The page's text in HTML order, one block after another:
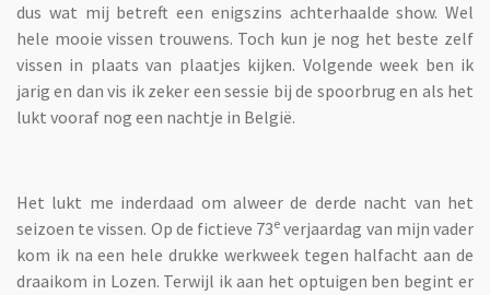
dus wat mij betreft een enigszins achterhaalde show. Wel
hele mooie vissen trouwens. Toch kun je nog het beste zelf
vissen in plaats van plaatjes kijken. Volgende week ben ik
jarig en dan vis ik zeker een sessie bij de spoorbrug en als het
lukt vooraf nog een nachtje in België.
Het lukt me inderdaad om alweer de derde nacht van het
seizoen te vissen. Op de fictieve 73e verjaardag van mijn vader
kom ik na een hele drukke werkweek tegen halfacht aan de
draaikom in Lozen. Terwijl ik aan het optuigen ben begint er